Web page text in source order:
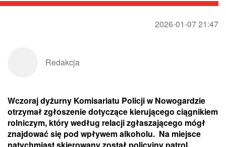
2026-01-07 21:47
Redakcja
Wczoraj dyżurny Komisariatu Policji w Nowogardzie
otrzymał zgłoszenie dotyczące kierującego ciągnikiem
rolniczym, który według relacji zgłaszającego mógł
znajdować się pod wpływem alkoholu. Na miejsce